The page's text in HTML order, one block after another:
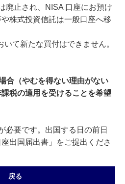
廃止され、NISA 口座にお預け
株式投資信託は一般口座へ移
て新たな買付はできません。
（やむを得ない理由がない
税の適用を受けることを希望
必要です。出国する日の前日
出国届出書」をご提出くださ
戻る